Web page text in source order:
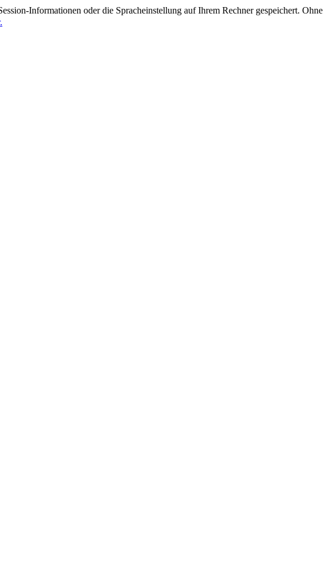
Informationen oder die Spracheinstellung auf Ihrem Rechner gespeichert. Ohne